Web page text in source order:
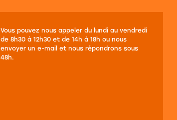
Vous pouvez nous appeler du lundi au vendredi
de 8h30 à 12h30 et de 14h à 18h ou nous
envoyer un e-mail et nous répondrons sous
48h.